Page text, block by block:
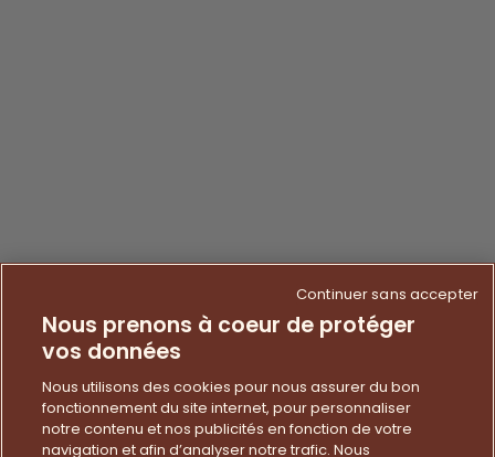
Nous prenons à coeur de protéger
vos données
Nous utilisons des cookies pour nous assurer du bon
fonctionnement du site internet, pour personnaliser
notre contenu et nos publicités en fonction de votre
navigation et afin d’analyser notre trafic. Nous
Continuer sans accepter